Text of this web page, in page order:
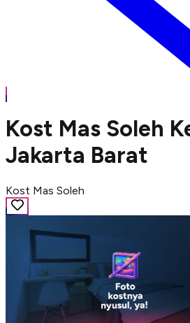
Kost Mas Soleh
Jakarta Barat
Kost Mas Soleh